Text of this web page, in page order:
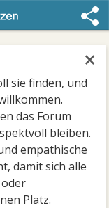
×
sie finden, und
das Forum
bleiben.
empathische
damit sich alle
Platz.